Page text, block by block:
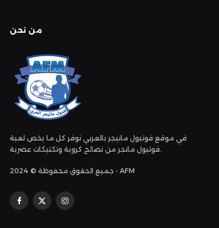
من نحن
في موقع فوتبول مانيجر بالعربي نوفر كل ما يخص لعبة
فوتبول مانجر من نصائح كروية وتكتيكات عصرية.
جميع الحقوق محفوظة © 2024 - AFM
فيسبوك
X
الانستغرام